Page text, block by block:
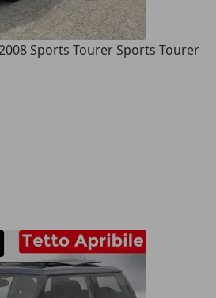
Sports Tourer Sports Tourer